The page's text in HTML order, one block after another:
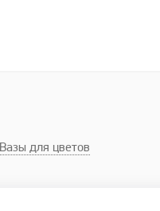
Вазы для цветов